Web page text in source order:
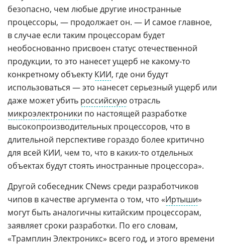
безопасно, чем любые другие иностранные
процессоры, — продолжает он. — И самое главное,
в случае если таким процессорам будет
необоснованно присвоен статус отечественной
продукции, то это нанесет ущерб не какому-то
конкретному объекту КИИ, где они будут
использоваться — это нанесет серьезный ущерб или
даже может убить российскую отрасль
микроэлектроники по настоящей разработке
высокопроизводительных процессоров, что в
длительной перспективе гораздо более критично
для всей КИИ, чем то, что в каких-то отдельных
объектах будут стоять иностранные процессора».
Другой собеседник CNews среди разработчиков
чипов в качестве аргумента о том, что «Иртыши»
могут быть аналогичны китайским процессорам,
заявляет сроки разработки. По его словам,
«Трамплин Электроникс» всего год, и этого времени